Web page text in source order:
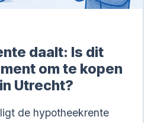
daalt: Is dit
om te kopen
Utrecht?
de hypotheekrente